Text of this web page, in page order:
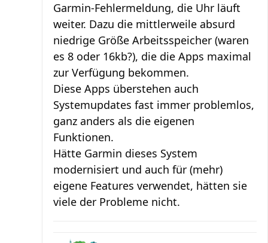
Garmin-Fehlermeldung, die Uhr läuft
weiter. Dazu die mittlerweile absurd
niedrige Größe Arbeitsspeicher (waren
es 8 oder 16kb?), die die Apps maximal
zur Verfügung bekommen.
Diese Apps überstehen auch
Systemupdates fast immer problemlos,
ganz anders als die eigenen
Funktionen.
Hätte Garmin dieses System
modernisiert und auch für (mehr)
eigene Features verwendet, hätten sie
viele der Probleme nicht.